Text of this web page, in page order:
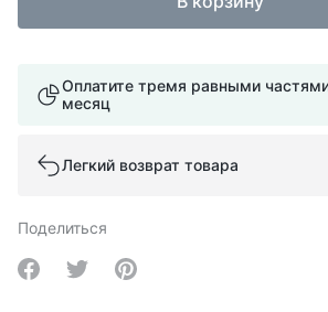
Оплатите тремя равными
месяц
Легкий возврат товара
Поделиться
Share on Facebook
Share on Twitter
Share on Pinterest